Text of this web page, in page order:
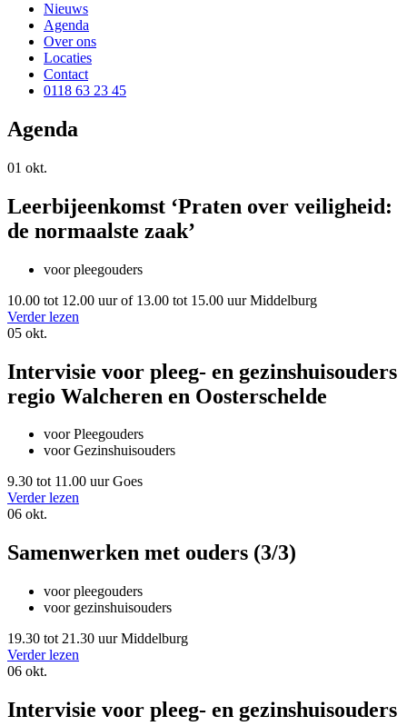
Nieuws
Agenda
Over ons
Locaties
Contact
0118 63 23 45
Agenda
01 okt.
Leerbijeenkomst ‘Praten over veiligheid:
de normaalste zaak’
voor pleegouders
10.00 tot 12.00 uur of 13.00 tot 15.00 uurMiddelburg
Verder lezen
05 okt.
Intervisie voor pleeg- en gezinshuisouders
regio Walcheren en Oosterschelde
voor Pleegouders
voor Gezinshuisouders
9.30 tot 11.00 uurGoes
Verder lezen
06 okt.
Samenwerken met ouders (3/3)
voor pleegouders
voor gezinshuisouders
19.30 tot 21.30 uurMiddelburg
Verder lezen
06 okt.
Intervisie voor pleeg- en gezinshuisouders